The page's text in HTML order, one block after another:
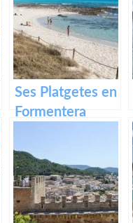
Ses Platgetes en
Formentera